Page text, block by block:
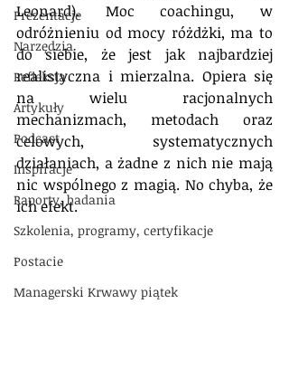
Prezentacje
Narzędzia
Refleksja
Artykuły
Podcast
Inspiracje
Raporty, badania
Szkolenia, programy, certyfikacje
Postacie
Managerski Krwawy piątek
Leonard). Moc coachingu, w
odróżnieniu od mocy różdżki, ma to
do siebie, że jest jak najbardziej
realistyczna i mierzalna. Opiera się
na wielu racjonalnych
mechanizmach, metodach oraz
celowych, systematycznych
działaniach, a żadne z nich nie mają
nic wspólnego z magią. No chyba, że
ich efekt.